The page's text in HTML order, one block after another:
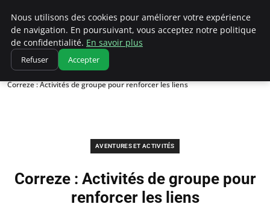
Correze Co
Accueil
Aventures et activités
Correze : Activités de groupe pour renforcer les liens
AVENTURES ET ACTIVITÉS
Correze : Activités de groupe pour
renforcer les liens
Nous utilisons des cookies pour améliorer votre expérience
de navigation. En poursuivant, vous acceptez notre politique
de confidentialité. En savoir plus
Refuser Accepter